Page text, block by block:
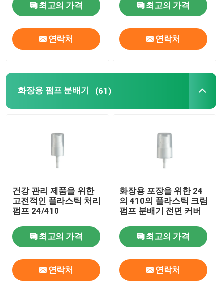
최고의 가격
연락처
최고의 가격
연락처
화장용 펌프 분배기 (61)
건강 관리 제품을 위한
고전적인 플라스틱 처리
펌프 24/410
최고의 가격
연락처
화장용 포장을 위한 24
의 410의 플라스틱 크림
펌프 분배기 전면 커버
최고의 가격
연락처